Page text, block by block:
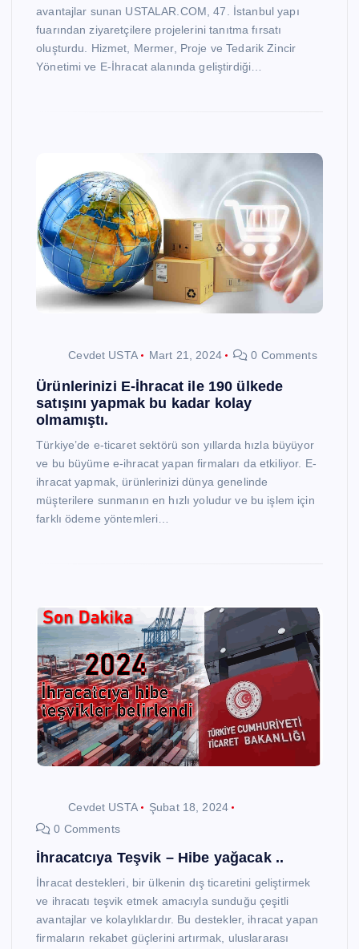
avantajlar sunan USTALAR.COM, 47. İstanbul yapı
fuarından ziyaretçilere projelerini tanıtma fırsatı
oluşturdu. Hizmet, Mermer, Proje ve Tedarik Zincir
Yönetimi ve E-İhracat alanında geliştirdiği…
Cevdet USTA Mart 21, 2024 0 Comments
Ürünlerinizi E-İhracat ile 190 ülkede
satışını yapmak bu kadar kolay
olmamıştı.
Türkiye’de e-ticaret sektörü son yıllarda hızla büyüyor
ve bu büyüme e-ihracat yapan firmaları da etkiliyor. E-
ihracat yapmak, ürünlerinizi dünya genelinde
müşterilere sunmanın en hızlı yoludur ve bu işlem için
farklı ödeme yöntemleri…
Cevdet USTA
Şubat 18, 2024
0 Comments
İhracatcıya Teşvik – Hibe yağacak ..
İhracat destekleri, bir ülkenin dış ticaretini geliştirmek
ve ihracatı teşvik etmek amacıyla sunduğu çeşitli
avantajlar ve kolaylıklardır. Bu destekler, ihracat yapan
firmaların rekabet güçlerini artırmak, uluslararası